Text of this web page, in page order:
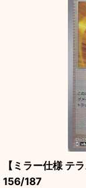
【ミラー仕様 テ
156/187